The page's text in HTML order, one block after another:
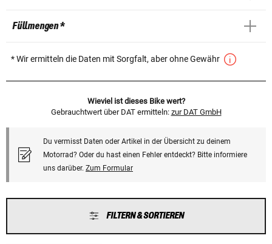
Füllmengen *
* Wir ermitteln die Daten mit Sorgfalt, aber ohne Gewähr
Wieviel ist dieses Bike wert?
Gebrauchtwert über DAT ermitteln: zur DAT GmbH
Du vermisst Daten oder Artikel in der Übersicht zu deinem
Motorrad? Oder du hast einen Fehler entdeckt? Bitte informiere
uns darüber. Zum Formular
FILTERN & SORTIEREN